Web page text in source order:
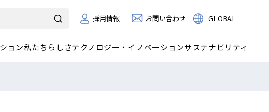
採用情報 お問い合わせ GLOBAL
ョン私たちらしさテクノロジー・イノベーションサステナビリティ